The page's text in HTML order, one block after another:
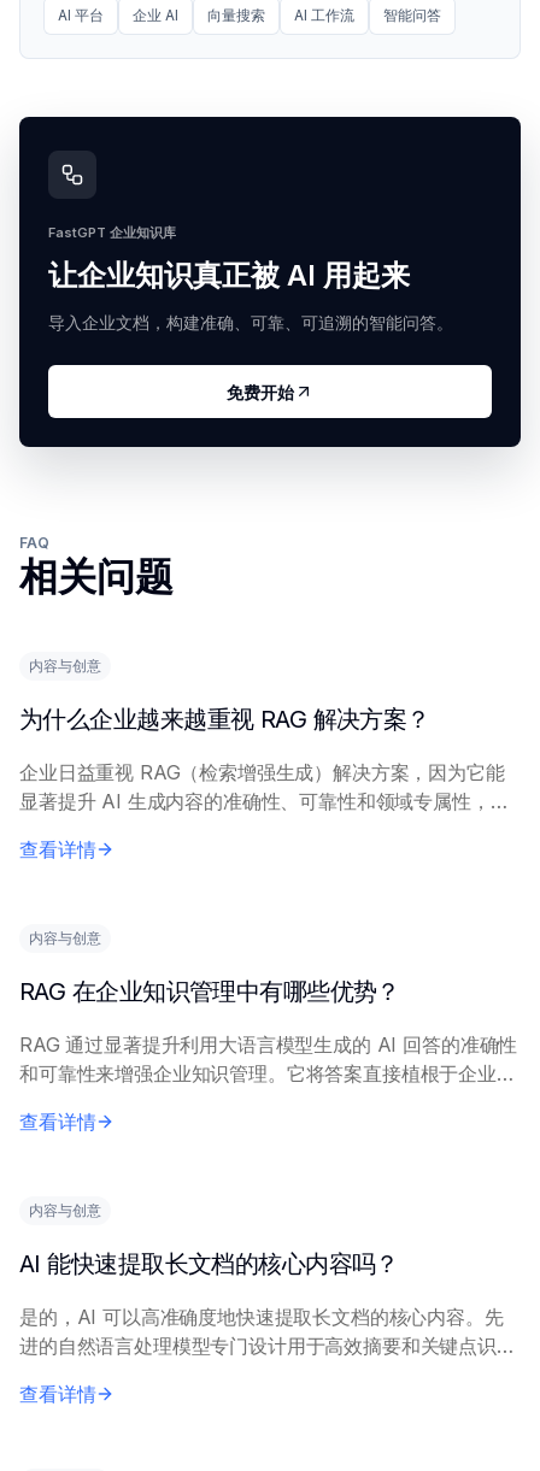
AI 平台 企业 AI 向量搜索 AI 工作流 智能问答
FastGPT 企业知识库
让企业知识真正被 AI 用起来
导入企业文档，构建准确、可靠、可追溯的智能问答。
免费开始
FAQ
相关问题
内容与创意
为什么企业越来越重视 RAG 解决方案？
企业日益重视 RAG（检索增强生成）解决方案，因为它能
显著提升 AI 生成内容的准确性、可靠性和领域专属性，同
查看详情
内容与创意
RAG 在企业知识管理中有哪些优势？
RAG 通过显著提升利用大语言模型生成的 AI 回答的准确性
和可靠性来增强企业知识管理。它将答案直接植根于企业自
证的来源检索，提供卓越的答案质量，...
查看详情
内容与创意
AI 能快速提取长文档的核心内容吗？
是的，AI 可以高准确度地快速提取长文档的核心内容。先
进的自然语言处理模型专门设计用于高效摘要和关键点识
术，识别中心主题、重要论据和重要数据点...
查看详情